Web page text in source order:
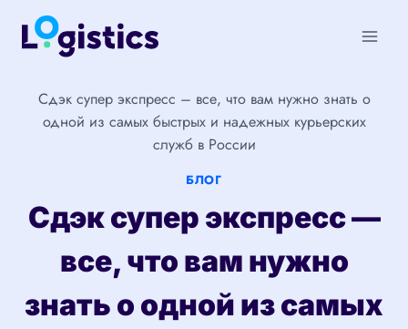
Перейти
Сдэк супер экспресс – все, что вам нужно знать о
одной из самых быстрых и надежных курьерских
служб в России
БЛОГ
Сдэк супер экспресс —
все, что вам нужно
знать о одной из самых